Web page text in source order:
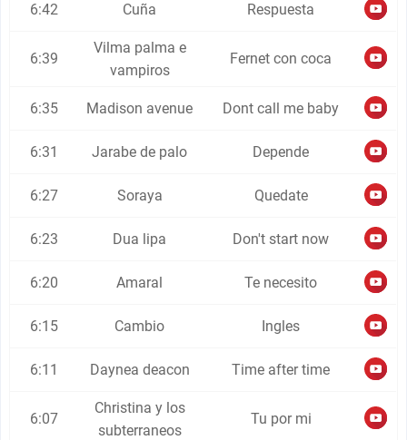
6:42 Cuña Respuesta
6:39
Vilma palma e
vampiros
Fernet con coca
6:35 Madison avenue Dont call me baby
6:31 Jarabe de palo Depende
6:27 Soraya Quedate
6:23 Dua lipa Don't start now
6:20 Amaral Te necesito
6:15 Cambio Ingles
6:11 Daynea deacon Time after time
6:07
Christina y los
subterraneos
Tu por mi